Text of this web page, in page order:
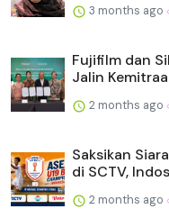
3 months ago
Fujifilm dan
Jalin
2 months ago
Saksikan
di SCTV,
2 months ago